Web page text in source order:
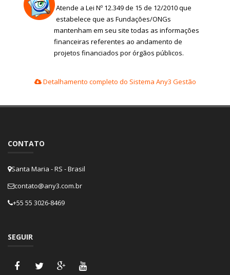
Atende a Lei Nº 12.349 de 15 de 12/2010 que
estabelece que as Fundações/ONGs
mantenham em seu site todas as informações
financeiras referentes ao andamento de
projetos financiados por órgãos públicos.
Detalhamento completo do Sistema Any3 Gestão
CONTATO
Santa Maria - RS - Brasil
contato@any3.com.br
+55 55 3026-8469
SEGUIR